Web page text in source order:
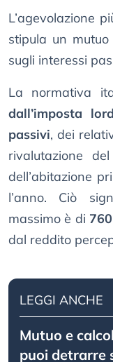
L’agevolazione
stipula un
sugli interessi
La normativa
dall’imposta
passivi, dei
rivalutazione
dell’abitazione
l’anno. Ciò
massimo è di
dal reddito
LEGGI ANCHE
Mutuo e
puoi detrarre